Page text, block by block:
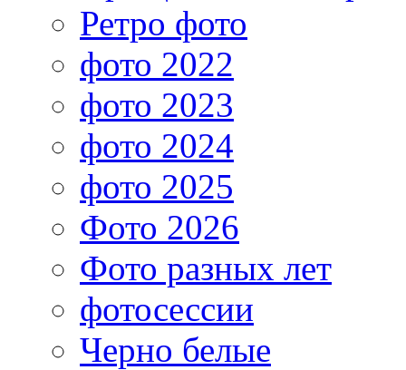
Ретро фото
фото 2022
фото 2023
фото 2024
фото 2025
Фото 2026
Фото разных лет
фотосессии
Черно белые